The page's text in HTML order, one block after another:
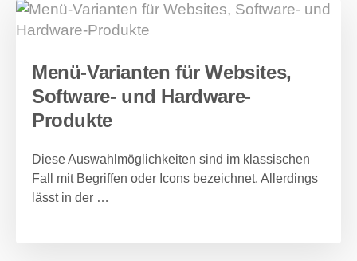
Suchen nach:
Menü-Varianten für Websites,
Software- und Hardware-
Produkte
Diese Auswahlmöglichkeiten sind im klassischen
Fall mit Begriffen oder Icons bezeichnet. Allerdings
lässt in der …